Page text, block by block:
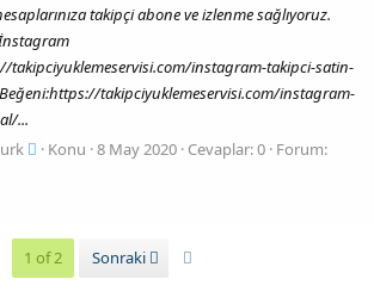
takipçi abone ve izlenme sağlıyoruz.
takipciyuklemeservisi.com/instagram-takipci-satin-
takipciyuklemeservisi.com/instagram-
...
Konu 8 May 2020 Cevaplar: 0 Forum:
1 of 2 Sonraki